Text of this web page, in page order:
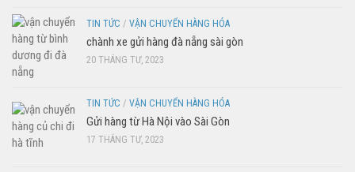
TIN TỨC / VẬN CHUYỂN HÀNG HÓA
chành xe gửi hàng đà nẵng sài gòn
20 THÁNG TƯ, 2023
TIN TỨC / VẬN CHUYỂN HÀNG HÓA
Gửi hàng từ Hà Nội vào Sài Gòn
17 THÁNG TƯ, 2023